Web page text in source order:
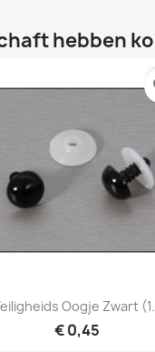
hebben
Snel bekijken
Oogje Zwart
€ 0,45